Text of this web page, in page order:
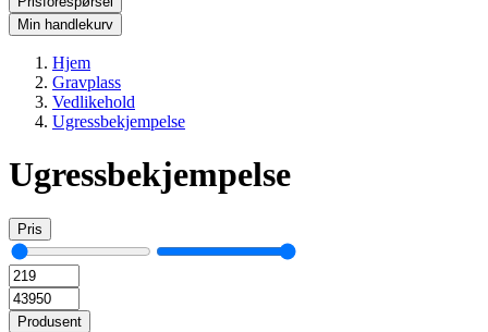
Min handlekurv
Hjem
Gravplass
Vedlikehold
Ugressbekjempelse
Ugressbekjempelse
Pris
Produsent